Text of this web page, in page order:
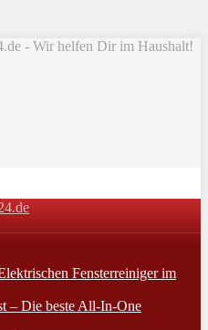
- Wir helfen Dir im Haushalt!
Fensterreiniger im
– Die beste All-In-One